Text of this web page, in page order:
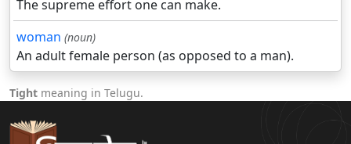
The supreme effort one can make.
woman (noun)
An adult female person (as opposed to a man).
Tight meaning in Telugu.